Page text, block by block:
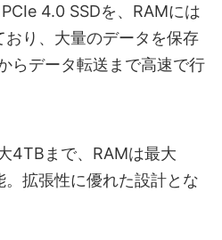
4.0 SSDを、RAMには
り、大量のデータを保存
らデータ転送まで高速で行
4TBまで、RAMは最大
拡張性に優れた設計とな